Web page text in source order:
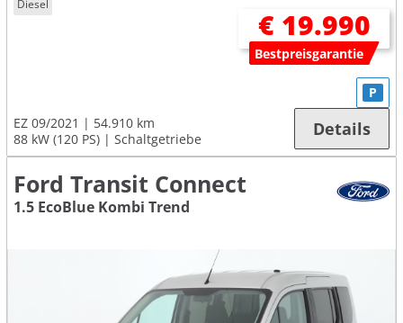
Diesel
€ 19.990
Bestpreisgarantie
EZ 09/2021
54.910 km
88 kW (120 PS)
Schaltgetriebe
P
Details
Ford Transit Connect
1.5 EcoBlue Kombi Trend